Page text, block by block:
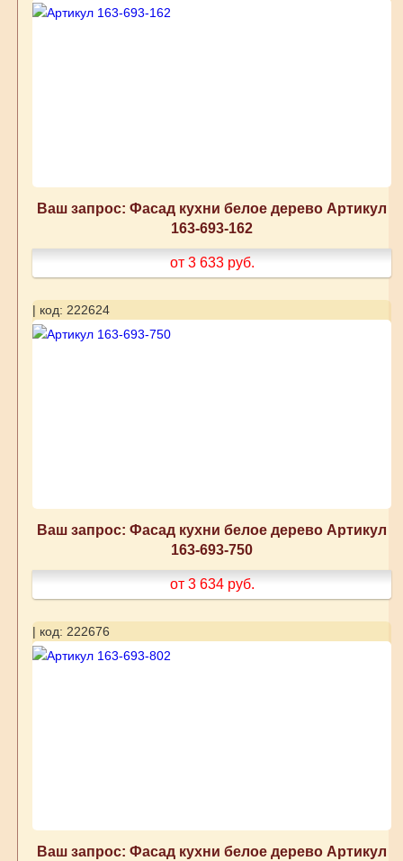
Ваш запрос: Фасад кухни белое дерево Артикул
163-693-162
от 3 633 руб.
| код: 222624
Ваш запрос: Фасад кухни белое дерево Артикул
163-693-750
от 3 634 руб.
| код: 222676
Ваш запрос: Фасад кухни белое дерево Артикул